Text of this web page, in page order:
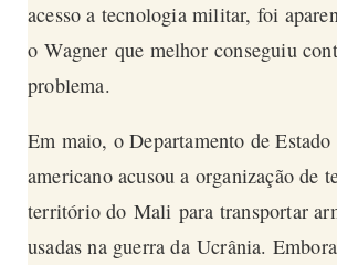
acesso a tecnologia militar, foi
oWagner que melhor conseguiu
problema.
Em maio, o Departamento de
americano acusou a organização de
território do Mali para transportar
usadas na guerra da Ucrânia.